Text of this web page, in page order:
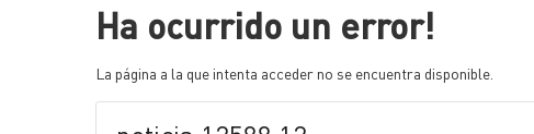
Ha ocurrido un error!
La página a la que intenta acceder no se encuentra disponible.